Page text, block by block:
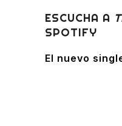
ESCUCHA A
SPOTIFY
El nuevo